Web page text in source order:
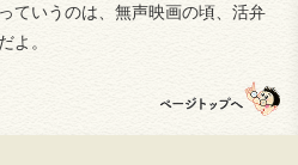
ていうのは、無声映画の頃、活弁
よ。